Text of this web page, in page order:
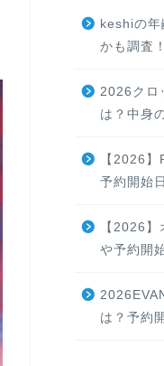
keshiの年
かも調査！
2026クロ
は？中身
【2026
予約開始
【2026
や予約開
は？予約